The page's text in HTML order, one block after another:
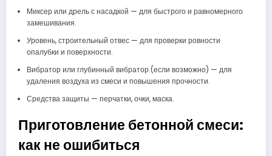
Миксер или дрель с насадкой — для быстрого и равномерного
замешивания.
Уровень, строительный отвес — для проверки ровности
опалубки и поверхности.
Вибратор или глубинный вибратор (если возможно) — для
удаления воздуха из смеси и повышения прочности.
Средства защиты — перчатки, очки, маска.
Приготовление бетонной смеси:
как не ошибиться